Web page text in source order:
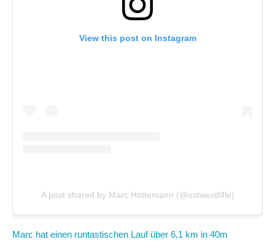
View this post on Instagram
A post shared by Marc Höttemann (@ostwestf4le)
Marc hat einen runtastischen Lauf über 6,1 km in 40m